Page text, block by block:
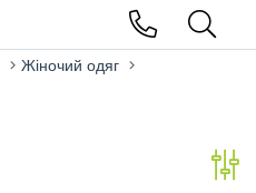
Жіночий одяг